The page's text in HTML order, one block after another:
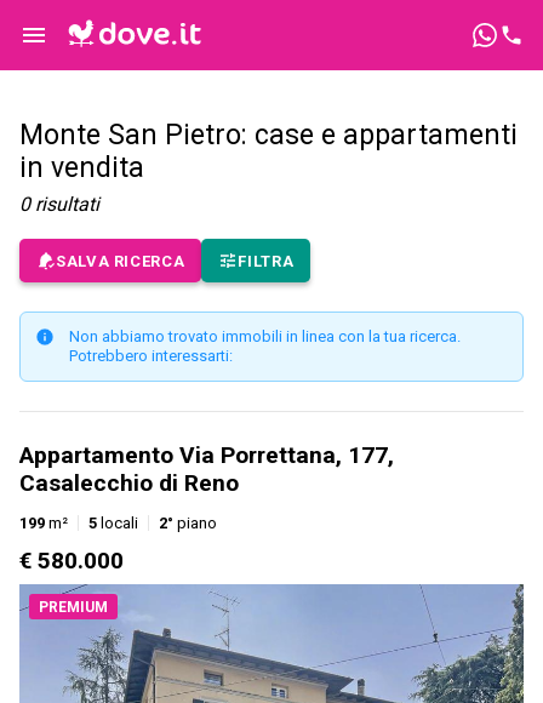
Monte San Pietro: case e appartamenti
in vendita
0 risultati
SALVA RICERCA FILTRA
Non abbiamo trovato immobili in linea con la tua ricerca.
Potrebbero interessarti:
Appartamento Via Porrettana, 177,
Casalecchio di Reno
199 m² 5 locali 2° piano
€ 580.000
PREMIUM